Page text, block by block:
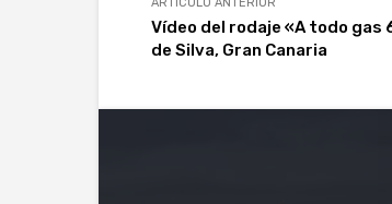
Vídeo del rodaje «A todo gas
de Silva, Gran Canaria